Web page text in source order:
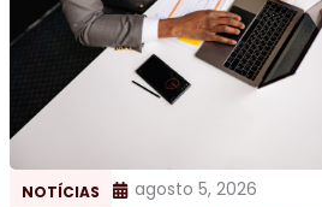
NOTÍCIAS agosto 5, 2026